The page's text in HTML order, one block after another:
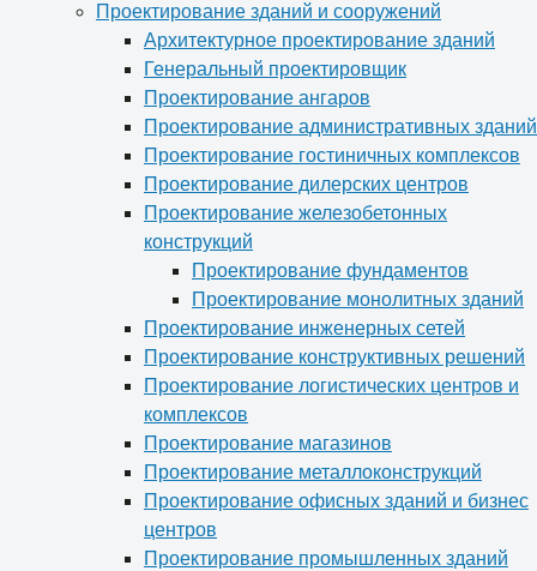
Проектирование зданий и сооружений
Архитектурное проектирование зданий
Генеральный проектировщик
Проектирование ангаров
Проектирование административных зданий
Проектирование гостиничных комплексов
Проектирование дилерских центров
Проектирование железобетонных
конструкций
Проектирование фундаментов
Проектирование монолитных зданий
Проектирование инженерных сетей
Проектирование конструктивных решений
Проектирование логистических центров и
комплексов
Проектирование магазинов
Проектирование металлоконструкций
Проектирование офисных зданий и бизнес
центров
Проектирование промышленных зданий